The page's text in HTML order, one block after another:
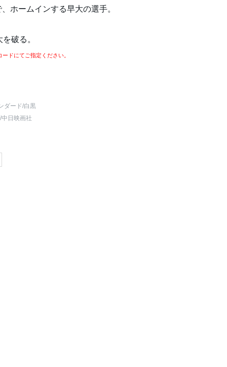
ホームインする早大の選手。
破る。
ドにてご指定ください。
ダード/白黒
日映画社